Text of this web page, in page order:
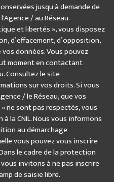
jusqu'à demande de
/ au Réseau.
et libertés », vous disposez
d’effacement, d’opposition,
données. Vous pouvez
moment en contactant
Consultez le site
sur vos droits. Si vous
/ le Réseau, que vos
ne sont pas respectés, vous
la CNIL. Nous vous informons
au démarchage
vous pouvez vous inscrire
le cadre de la protection
invitons à ne pas inscrire
de saisie libre.